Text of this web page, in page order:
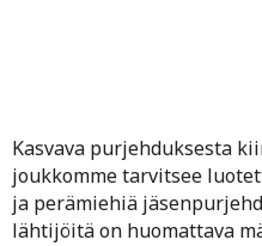
Kasvava purjehduksesta
joukkomme tarvitsee
ja perämiehiä
lähtijöitä on huomattava